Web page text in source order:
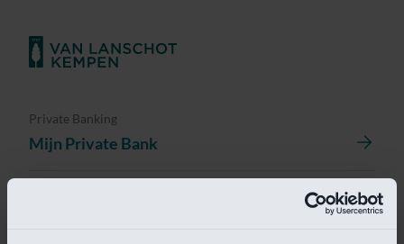
Private Banking
Mijn Private Bank